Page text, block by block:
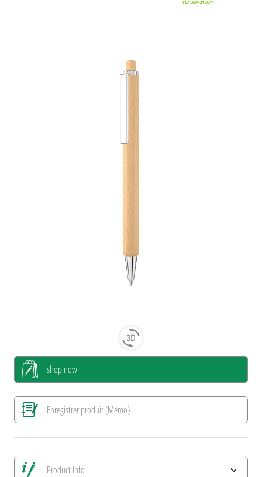
shop now
Enregistrer produit (Mémo)
Product info